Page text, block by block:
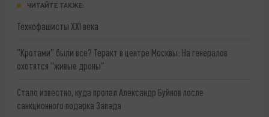
ЧИТАЙТЕ ТАКЖЕ:
Технофашисты XXI века
"Кротами" были все? Теракт в центре Москвы: На генералов
охотятся "живые дроны"
Стало известно, куда пропал Александр Буйнов после
санкционного подарка Запада